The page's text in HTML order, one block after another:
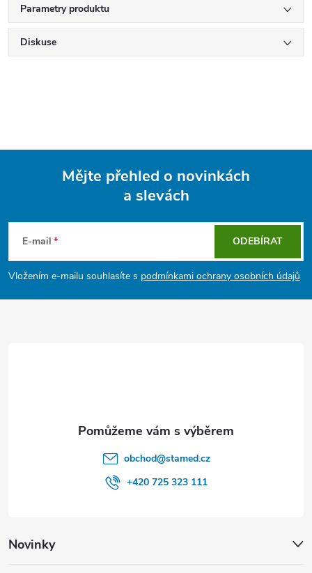
Parametry produktu
Diskuse
p
a
Mějte přehled o novinkách
a slevách
E-mail
Vložením e-mailu souhlasíte s podmínkami ochrany osobních údajů
ODEBÍRAT
Novinky
obchod@stamed.cz
+420 725 323 111